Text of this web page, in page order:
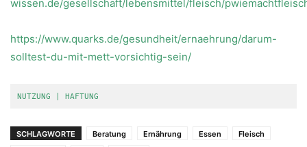
wissen.de/gesellschaft/lebensmittel/fleisch/
https://www.quarks.de/gesundheit/ernaehrung/darum-
solltest-du-mit-mett-vorsichtig-sein/
NUTZUNG | HAFTUNG
SCHLAGWORTE Beratung Ernährung Essen
Fleisch